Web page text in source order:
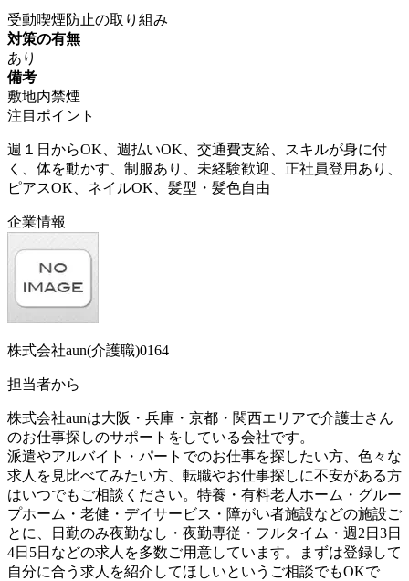
受動喫煙防止の取り組み
対策の有無
あり
備考
敷地内禁煙
注目ポイント
週１日からOK、週払いOK、交通費支給、スキルが身に付
く、体を動かす、制服あり、未経験歓迎、正社員登用あり、
ピアスOK、ネイルOK、髪型・髪色自由
企業情報
株式会社aun(介護職)0164
担当者から
株式会社aunは大阪・兵庫・京都・関西エリアで介護士さん
のお仕事探しのサポートをしている会社です。
派遣やアルバイト・パートでのお仕事を探したい方、色々な
求人を見比べてみたい方、転職やお仕事探しに不安がある方
はいつでもご相談ください。特養・有料老人ホーム・グルー
プホーム・老健・デイサービス・障がい者施設などの施設ご
とに、日勤のみ夜勤なし・夜勤専従・フルタイム・週2日3日
4日5日などの求人を多数ご用意しています。まずは登録して
自分に合う求人を紹介してほしいというご相談でもOKで